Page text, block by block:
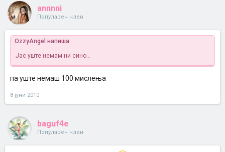
annnni
Популарен член
OzzyAngel напиша:
Јас уште немам ни сино...
па уште немаш 100 мислења
8 јуни 2010
baguf4e
Популарен член